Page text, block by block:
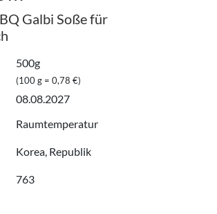
Galbi Soße für
500g
(100 g = 0,78 €)
08.08.2027
Raumtemperatur
Korea, Republik
763